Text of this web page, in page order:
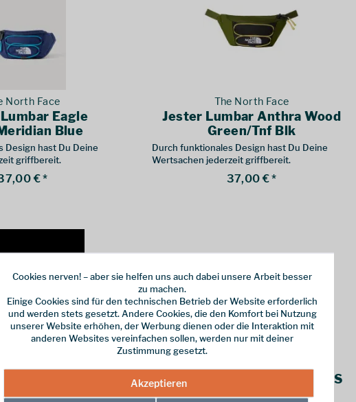
North Face
Eagle
Blue
Design hast Du Deine
griffbereit.
€ *
The North Face
Jester Lumbar Anthra Wood
Green/Tnf Blk
Durch funktionales Design hast Du Deine
Wertsachen jederzeit griffbereit.
37,00 € *
North Face
Travel Canister S
White
Base Camp Travel Canister S
Pink/Laven
Cookies nerven! – aber sie helfen uns auch dabei unsere Arbeit besser
zu machen.
Einige Cookies sind für den technischen Betrieb der Website erforderlich
und werden stets gesetzt. Andere Cookies, die den Komfort bei Nutzung
unserer Website erhöhen, der Werbung dienen oder die Interaktion mit
anderen Websites vereinfachen sollen, werden nur mit deiner
Zustimmung gesetzt.
Akzeptieren